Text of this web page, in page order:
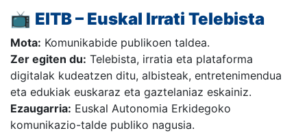
📺 EITB – Euskal Irrati Telebista
Mota: Komunikabide publikoen taldea.
Zer egiten du: Telebista, irratia eta plataforma
digitalak kudeatzen ditu, albisteak, entretenimendua
eta edukiak euskaraz eta gaztelaniaz eskainiz.
Ezaugarria: Euskal Autonomia Erkidegoko
komunikazio-talde publiko nagusia.